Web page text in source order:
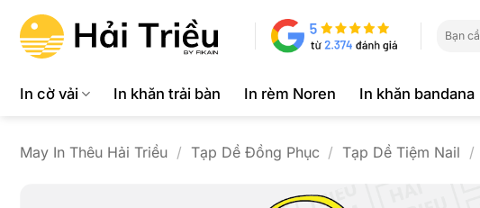
qua
kiếm:
In cờ vải In khăn trải bàn In rèm Noren In khăn bandana
May In Thêu Hải Triều / Tạp Dề Đồng Phục / Tạp Dề Tiệm Nail /